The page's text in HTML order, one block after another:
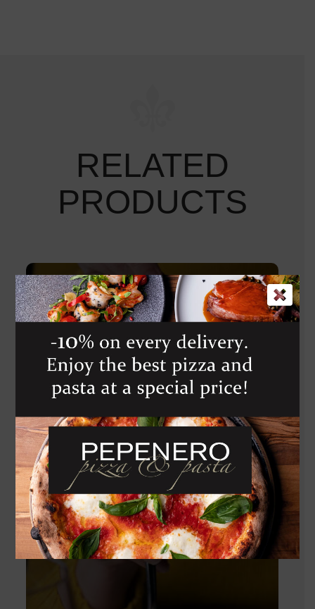
RELATED
PRODUCTS
GAMBERI
AGLIO, OLIO,
PEPERONCINO
, GINGER E
RUCOLA